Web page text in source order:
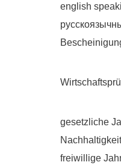
english
gesetzliche
freiwillige